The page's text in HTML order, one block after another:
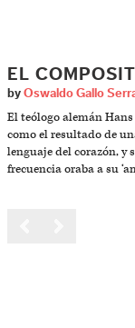
EL
by Oswaldo Gallo
El teólogo alemán
como el resultado de
lenguaje del corazón, y
frecuencia oraba a su